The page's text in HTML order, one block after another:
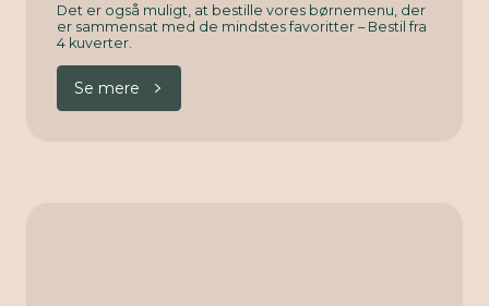
Det er også muligt, at bestille vores børnemenu, der
er sammensat med de mindstes favoritter – Bestil fra
4 kuverter.
Se mere